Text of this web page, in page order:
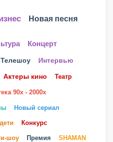
Новая песня
Концерт
Телешоу Интервью
Актеры кино Театр
90х - 2000х
Новый сериал
Конкурс
шоу Премия SHAMAN